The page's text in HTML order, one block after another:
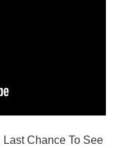
Chance To See